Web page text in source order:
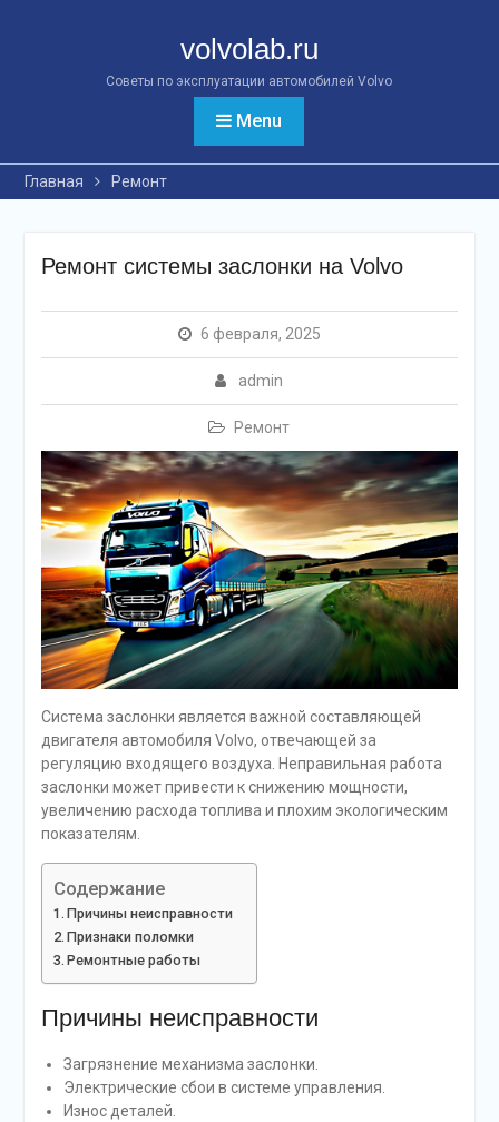
volvolab.ru
Советы по эксплуатации автомобилей Volvo
Menu
Главная Ремонт
Ремонт системы заслонки на Volvo
6 февраля, 2025
admin
Ремонт
Система заслонки является важной составляющей
двигателя автомобиля Volvo, отвечающей за
регуляцию входящего воздуха. Неправильная работа
заслонки может привести к снижению мощности,
увеличению расхода топлива и плохим экологическим
показателям.
Содержание
Причины неисправности
Признаки поломки
Ремонтные работы
Причины неисправности
Загрязнение механизма заслонки.
Электрические сбои в системе управления.
Износ деталей.